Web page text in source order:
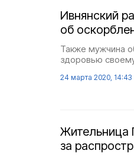
Ивнянский
об
Также мужчина
здоровью
24 марта 2020, 14:43
Жительница
за